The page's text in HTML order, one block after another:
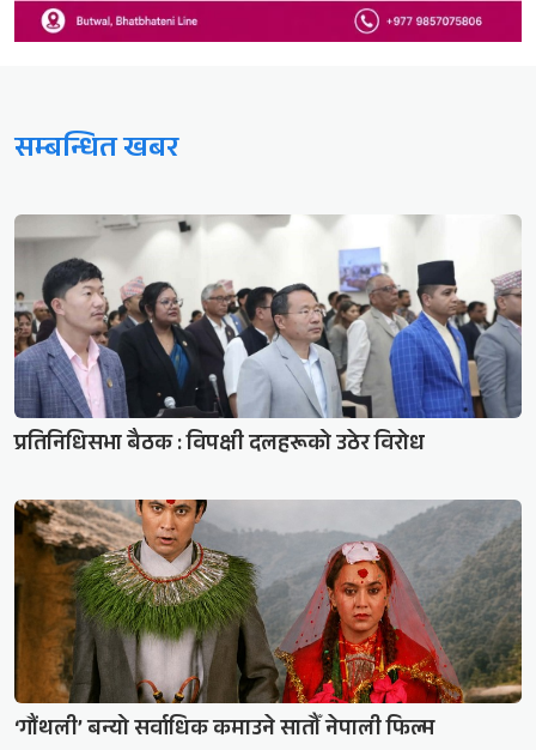
सम्बन्धित खबर
प्रतिनिधिसभा बैठक : विपक्षी दलहरूको उठेर विरोध
‘गौंथली’ बन्यो सर्वाधिक कमाउने सातौँ नेपाली फिल्म